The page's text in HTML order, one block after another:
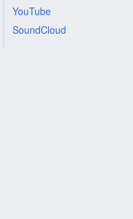
YouTube
SoundCloud